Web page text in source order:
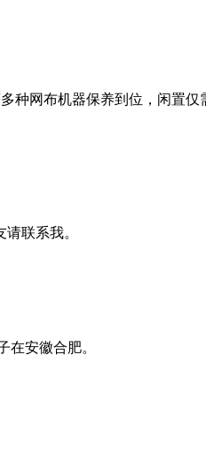
种网布机器保养到位，闲置
联系我。
安徽合肥。